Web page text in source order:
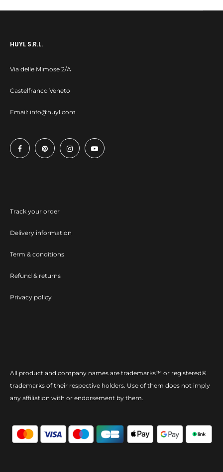
HUYL S.R.L.
Via delle Mimose 2/A
Castelfranco Veneto
Email: info@huyl.com
Track your order
Delivery information
Term & conditions
Refund & returns
Privacy policy
All product and company names are trademarks™ or registered®
trademarks of their respective holders. Use of them does not imply
any affiliation with or endorsement by them.